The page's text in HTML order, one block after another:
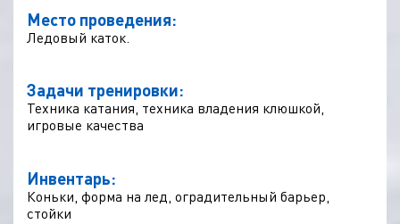
Место проведения:
Ледовый каток.
Задачи тренировки:
Техника катания, техника владения клюшкой,
игровые качества
Инвентарь:
Коньки, форма на лед, оградительный барьер,
стойки